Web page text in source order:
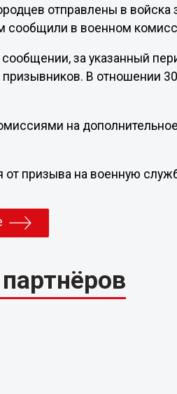
отправлены в
сообщили в военном
сообщении, за указанный
призывников. В отношении
на
от призыва на военную